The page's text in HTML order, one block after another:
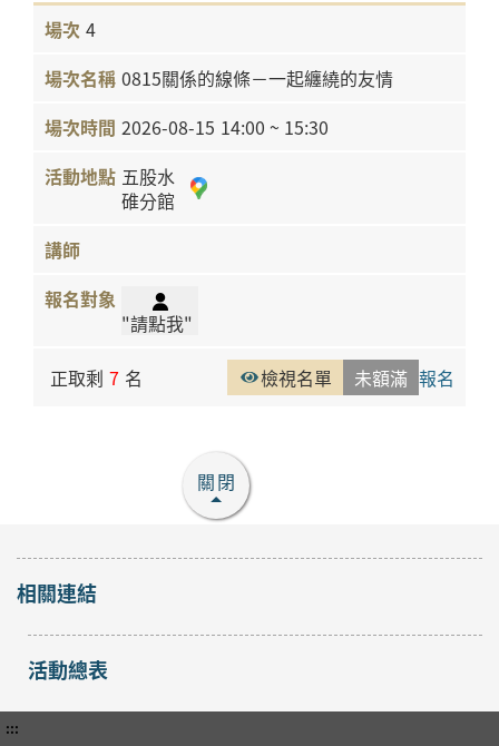
4
0815關係的線條－一起纏繞的友情
2026-08-15 14:00 ~ 15:30
五股水
碓分館
"請點我"
正取剩 7 名 檢視名單 未額滿 報名
關閉
相關連結
活動總表
:::